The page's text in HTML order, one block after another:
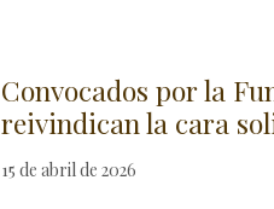
Convocados por la
reivindican la cara
15 de abril de 2026